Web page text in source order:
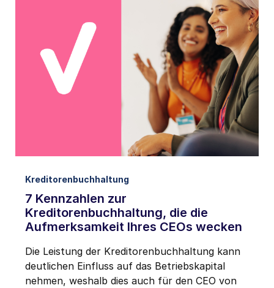
Kreditorenbuchhaltung
7 Kennzahlen zur
Kreditorenbuchhaltung, die die
Aufmerksamkeit Ihres CEOs wecken
Die Leistung der Kreditorenbuchhaltung kann
deutlichen Einfluss auf das Betriebskapital
nehmen, weshalb dies auch für den CEO von